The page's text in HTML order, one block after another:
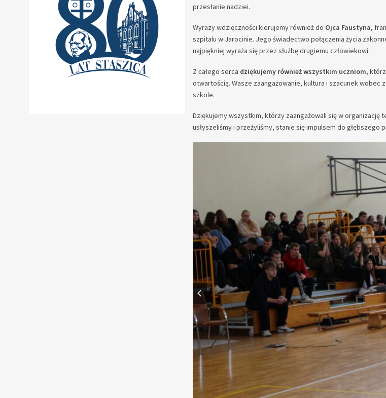
przesłanie nadziei.
Wyrazy wdzięczności kierujemy również do Ojca Faustyna,
szpitalu w Jarocinie. Jego świadectwo połączenia życia
najpiękniej wyraża się przez służbę drugiemu człowiekowi.
Z całego serca dziękujemy również wszystkim uczniom,
otwartością. Wasze zaangażowanie, kultura i szacunek
szkole.
Dziękujemy wszystkim, którzy zaangażowali się w organizację
usłyszeliśmy i przeżyliśmy, stanie się impulsem do